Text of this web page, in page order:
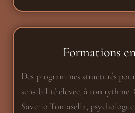
Formations
Des programmes structurés
sensibilité élevée, à ton rythme.
Saverio Tomasella, psychologue.